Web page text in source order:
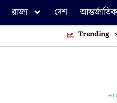
রাজ্য দেশ আন্তর্জাতিক
Trending